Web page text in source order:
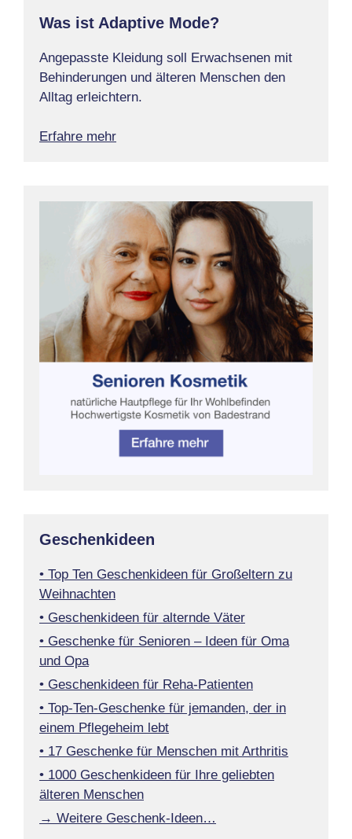
Was ist Adaptive Mode?
Angepasste Kleidung soll Erwachsenen mit
Behinderungen und älteren Menschen den
Alltag erleichtern.
Erfahre mehr
Geschenkideen
• Top Ten Geschenkideen für Großeltern zu
Weihnachten
• Geschenkideen für alternde Väter
• Geschenke für Senioren – Ideen für Oma
und Opa
• Geschenkideen für Reha-Patienten
• Top-Ten-Geschenke für jemanden, der in
einem Pflegeheim lebt
• 17 Geschenke für Menschen mit Arthritis
• 1000 Geschenkideen für Ihre geliebten
älteren Menschen
→ Weitere Geschenk-Ideen…